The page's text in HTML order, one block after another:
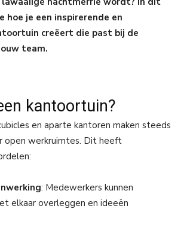
hoe je een inspirerende en
creëert die past bij de
team.
kantoortuin?
en aparte kantoren maken steeds
open werkruimtes. Dit heeft
: Medewerkers kunnen
elkaar overleggen en ideeën